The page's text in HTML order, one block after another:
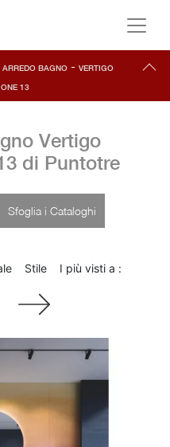
ARREDO BAGNO - VERTIGO
13
Vertigo
di Puntotre
Sfoglia i Cataloghi
Stile I più visti a :